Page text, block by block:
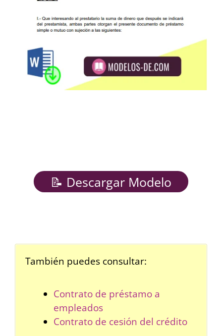
📝 Descargar Modelo
También puedes consultar:
Contrato de préstamo a
empleados
Contrato de cesión del crédito